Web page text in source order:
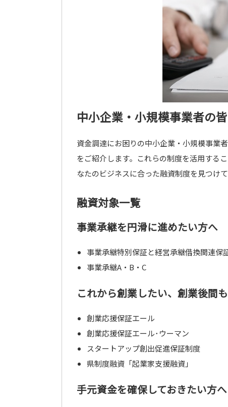
中小企業・小規模事業者の
資金調達にお困りの中小企業・小規模事業
をご紹介します。これらの制度を活用する
なたのビジネスに合った融資制度を見つけて
融資対象一覧
事業承継を円滑に進めたい方へ
事業承継特別保証と経営承継借換関連保
事業承継A・B・C
これから創業したい、創業後間
創業応援保証エール
創業応援保証エール･ウーマン
スタートアップ創出促進保証制度
県制度融資「起業家支援融資」
手元資金を確保しておきたい方へ